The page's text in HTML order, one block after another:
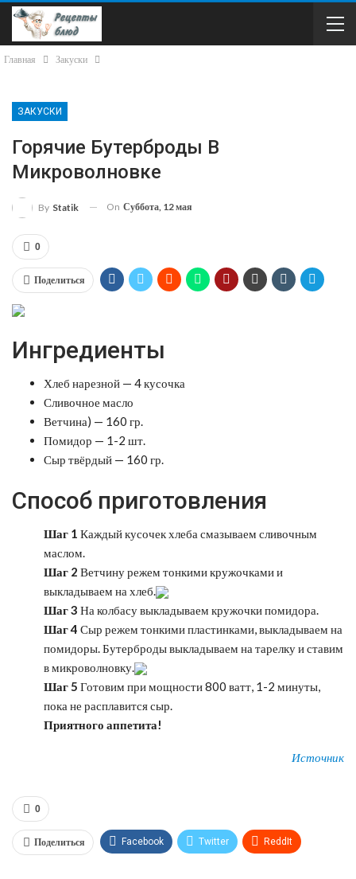
Главная Закуски
ЗАКУСКИ
Горячие Бутерброды В
Микроволновке
By Statik On Суббота, 12 мая
0
Поделиться
Ингредиенты
Хлеб нарезной — 4 кусочка
Сливочное масло
Ветчина) — 160 гр.
Помидор — 1-2 шт.
Сыр твёрдый — 160 гр.
Способ приготовления
Шаг 1 Каждый кусочек хлеба смазываем сливочным
маслом.
Шаг 2 Ветчину режем тонкими кружочками и
выкладываем на хлеб.
Шаг 3 На колбасу выкладываем кружочки помидора.
Шаг 4 Сыр режем тонкими пластинками, выкладываем на
помидоры. Бутерброды выкладываем на тарелку и ставим
в микроволновку.
Шаг 5 Готовим при мощности 800 ватт, 1-2 минуты,
пока не расплавится сыр.
Приятного аппетита!
Источник
0
Поделиться Facebook Twitter ReddIt